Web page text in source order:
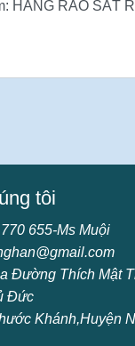
tôi
655-Ms Muội
Đường Thích Mật
Đức
Khánh,Huyện